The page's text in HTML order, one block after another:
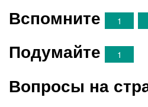
Вспомните 1
Подумайте 1
Вопросы на